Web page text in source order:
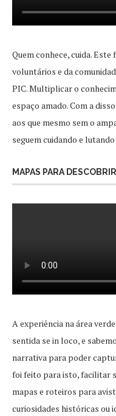
Quem conhece, cuida.
voluntários e da
PIC. Multiplicar o
espaço amado. Com a
aos que mesmo sem o
seguem cuidando e
MAPAS PARA
A experiência na área
sentida se in loco, e
narrativa para poder
foi feito para isto, facilitar
mapas e roteiros para
curiosidades históricas ou